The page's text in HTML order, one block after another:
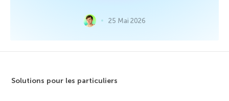
25 Mai 2026
Solutions pour les particuliers